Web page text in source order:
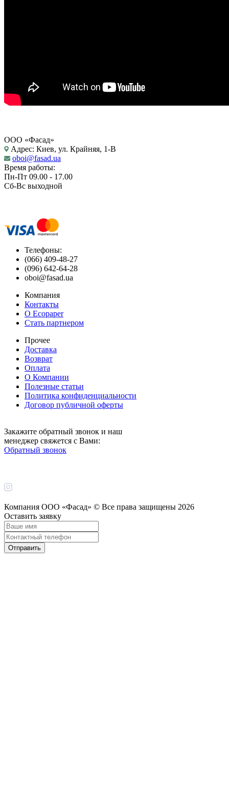
ООО «Фасад»
Адрес: Киев, ул. Крайняя, 1-В
oboi@fasad.ua
Время работы:
Пн-Пт 09.00 - 17.00
Сб-Вс выходной
Телефоны:
(066) 409-48-27
(096) 642-64-28
oboi@fasad.ua
Компания
Контакты
О Ecopaper
Стать партнером
Прочее
Доставка
Возврат
Оплата
О Компании
Полезные статьи
Политика конфиденциальности
Договор публичной оферты
Закажите обратный звонок и наш
менеджер свяжется с Вами:
Обратный звонок
Компания ООО «Фасад» © Все права защищены 2026
Оставить заявку
Отправить